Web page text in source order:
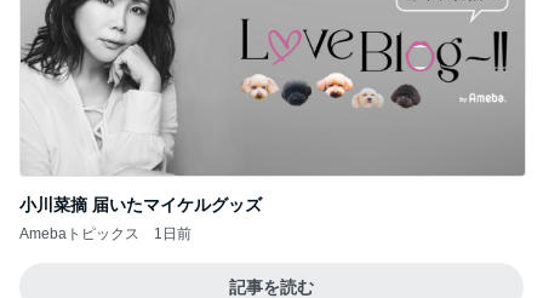
小川菜摘 届いたマイケルグッズ
Amebaトピックス 1日前
記事を読む